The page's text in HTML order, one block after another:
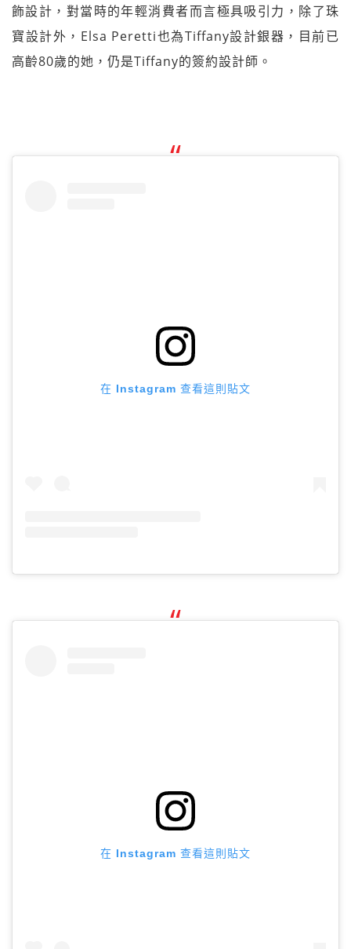
飾設計，對當時的年輕消費者而言極具吸引力，除了珠
寶設計外，Elsa Peretti也為Tiffany設計銀器，目前已
高齡80歲的她，仍是Tiffany的簽約設計師。
在 Instagram 查看這則貼文
在 Instagram 查看這則貼文